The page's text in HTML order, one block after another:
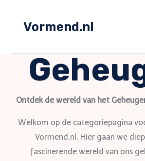
Vormend.nl
Ontdek de wereld van het
Welkom op de categoriepagina
Vormend.nl. Hier gaan we
fascinerende wereld van ons